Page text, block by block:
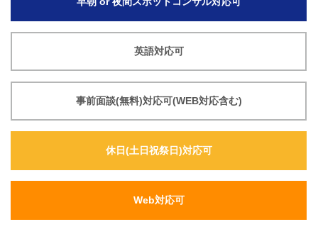
英語対応可
事前面談(無料)対応可(WEB対応含む)
休日(土日祝祭日)対応可
Web対応可